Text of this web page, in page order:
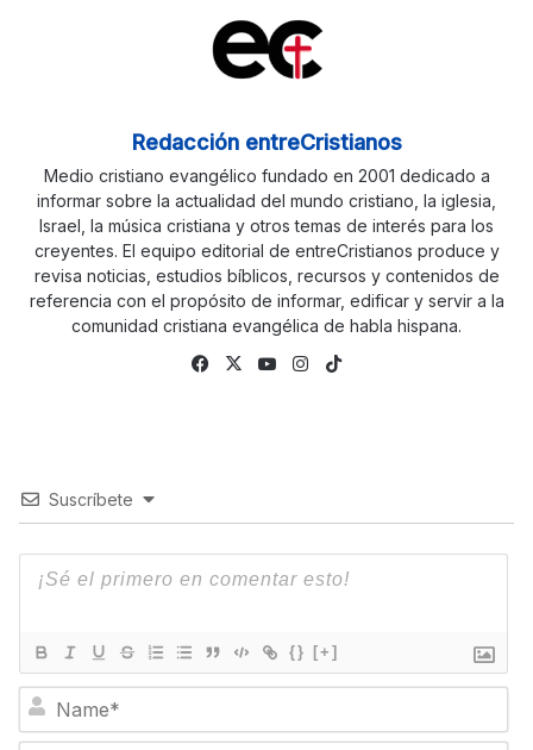
Redacción entreCristianos
Medio cristiano evangélico fundado en 2001 dedicado a
informar sobre la actualidad del mundo cristiano, la iglesia,
Israel, la música cristiana y otros temas de interés para los
creyentes. El equipo editorial de entreCristianos produce y
revisa noticias, estudios bíblicos, recursos y contenidos de
referencia con el propósito de informar, edificar y servir a la
comunidad cristiana evangélica de habla hispana.
Fa
X
Yo
Ins
Suscríbete
{} [+]
m